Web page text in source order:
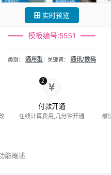
实时预览
模板编号:5551
类别： 通用型 关键词： 通讯/数码
2
付款开通
在线计算费用,几分钟开通 最
能概述